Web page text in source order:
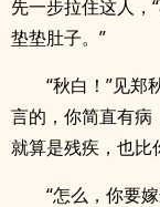
先一步拉住这人，
垫垫肚子。”
“秋白！”见郑
言的，你简直有病
就算是残疾，也比
“怎么，你要